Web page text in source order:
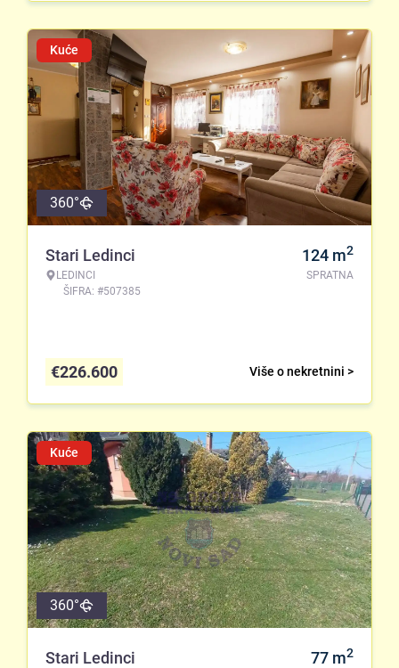
Kuće
360°
Stari Ledinci
LEDINCI
ŠIFRA: #507385
124 m2
SPRATNA
Više o nekretnini >
€226.600
Kuće
360°
Stari Ledinci 77 m2